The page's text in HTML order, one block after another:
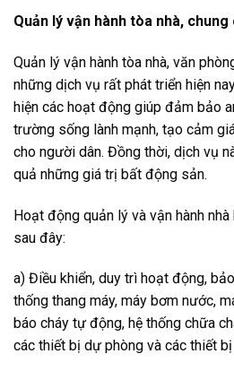
Quản lý vận hành tòa nhà,
Quản lý vận hành tòa nhà, văn
những dịch vụ rất phát triển hiện
hiện các hoạt động giúp đảm bảo
trường sống lành mạnh, tạo cảm
cho người dân. Đồng thời, dịch vụ
quả những giá trị bất động sản.
Hoạt động quản lý và vận hành
sau đây:
a) Điều khiển, duy trì hoạt động,
thống thang máy, máy bơm nước,
báo cháy tự động, hệ thống chữa
các thiết bị dự phòng và các thiết bị